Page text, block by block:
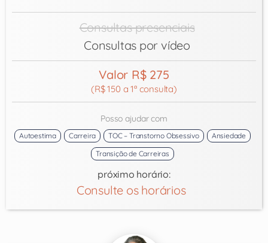
Consultas presenciais
Consultas por vídeo
Valor R$ 275
(R$ 150 a 1ª consulta)
Posso ajudar com
Autoestima Carreira TOC – Transtorno Obsessivo
Ansiedade
Transição de Carreiras
próximo horário:
Consulte os horários